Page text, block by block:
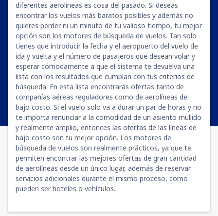
diferentes aerolíneas es cosa del pasado. Si deseas
encontrar los vuelos más baratos posibles y además no
quieres perder ni un minuto de tu valioso tiempo, tu mejor
opción son los motores de búsqueda de vuelos. Tan solo
tienes que introducir la fecha y el aeropuerto del vuelo de
ida y vuelta y el número de pasajeros que desean volar y
esperar cómodamente a que el sistema te devuelva una
lista con los resultados que cumplan con tus criterios de
búsqueda. En esta lista encontrarás ofertas tanto de
compañías aéreas reguladores como de aerolíneas de
bajo costo. Si el vuelo solo va a durar un par de horas y no
te importa renunciar a la comodidad de un asiento mullido
y realmente amplio, entonces las ofertas de las líneas de
bajo costo son tu mejor opción. Los motores de
búsqueda de vuelos son realmente prácticos, ya que te
permiten encontrar las mejores ofertas de gran cantidad
de aerolíneas desde un único lugar, además de reservar
servicios adicionales durante el mismo proceso, como
pueden ser hoteles o vehículos.